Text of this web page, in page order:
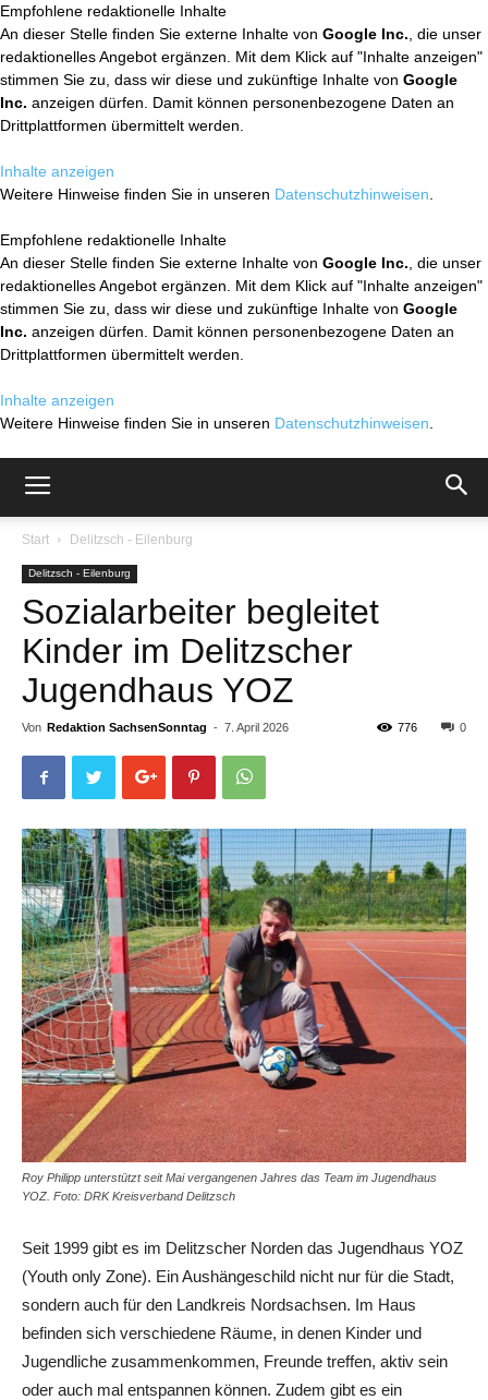
Empfohlene redaktionelle Inhalte
An dieser Stelle finden Sie externe Inhalte von Google Inc. , die unser
redaktionelles Angebot ergänzen. Mit dem Klick auf "Inhalte anzeigen"
stimmen Sie zu, dass wir diese und zukünftige Inhalte von Google
Inc. anzeigen dürfen. Damit können personenbezogene Daten an
Drittplattformen übermittelt werden.
Inhalte anzeigen
Weitere Hinweise finden Sie in unseren Datenschutzhinweisen
Empfohlene redaktionelle Inhalte
An dieser Stelle finden Sie externe Inhalte von Google Inc. , die unser
redaktionelles Angebot ergänzen. Mit dem Klick auf "Inhalte anzeigen"
stimmen Sie zu, dass wir diese und zukünftige Inhalte von Google
Inc. anzeigen dürfen. Damit können personenbezogene Daten an
Drittplattformen übermittelt werden.
Inhalte anzeigen
Weitere Hinweise finden Sie in unseren Datenschutzhinweisen
Start Delitzsch - Eilenburg
Delitzsch - Eilenburg
Sozialarbeiter begleitet
Kinder im Delitzscher
Jugendhaus YOZ
Von Redaktion SachsenSonntag - 7. April 2026 0
776
Roy Philipp unterstützt seit Mai vergangenen Jahres das Team im Jugendhaus
YOZ. Foto: DRK Kreisverband Delitzsch
Seit 1999 gibt es im Delitzscher Norden das Jugendhaus YOZ
(Youth only Zone). Ein Aushängeschild nicht nur für die Stadt,
sondern auch für den Landkreis Nordsachsen. Im Haus
befinden sich verschiedene Räume, in denen Kinder und
Jugendliche zusammenkommen, Freunde treffen, aktiv sein
oder auch mal entspannen können. Zudem gibt es ein